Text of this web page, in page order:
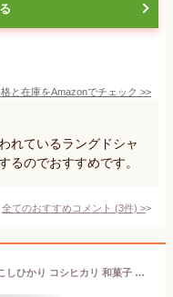
と在庫をAmazonでチェック >>
れているラングドシャ
るのでおすすめです。
全てのおすすめコメント (3件) >
新潟 お土産 笹雪 10個入 新潟みやげ こしひかり コシヒカリ 和菓子 餅 お菓子 湯沢温泉 越後 新潟土産 餡子 笹餅